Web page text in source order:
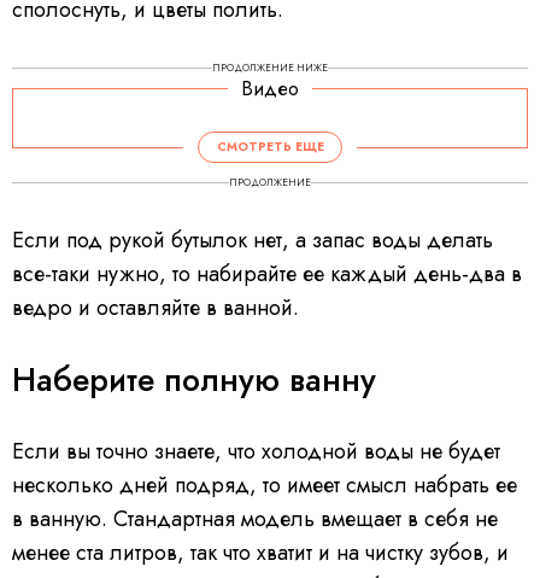
сполоснуть, и цветы полить.
ПРОДОЛЖЕНИЕ НИЖЕ
Видео
СМОТРЕТЬ ЕЩЕ
ПРОДОЛЖЕНИЕ
Если под рукой бутылок нет, а запас воды делать
все-таки нужно, то набирайте ее каждый день-два в
ведро и оставляйте в ванной.
Наберите полную ванну
Если вы точно знаете, что холодной воды не будет
несколько дней подряд, то имеет смысл набрать ее
в ванную. Стандартная модель вмещает в себя не
менее ста литров, так что хватит и на чистку зубов, и